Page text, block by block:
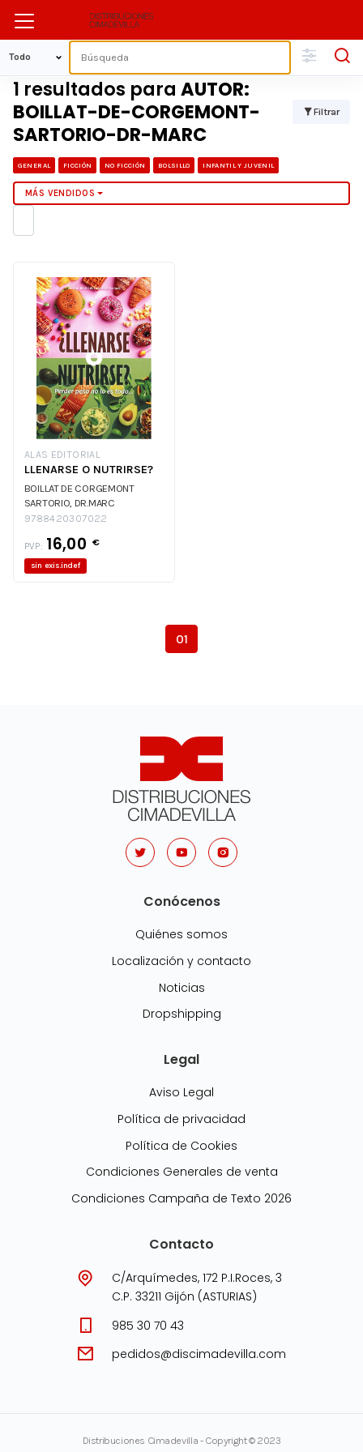
1 resultados para AUTOR:
BOILLAT-DE-CORGEMONT-
SARTORIO-DR-MARC
Filtrar
GENERAL FICCIÓN NO FICCIÓN BOLSILLO INFANTIL Y JUVENIL
MÁS VENDIDOS
ALAS EDITORIAL
LLENARSE O NUTRIRSE?
BOILLAT DE CORGEMONT
SARTORIO, DR.MARC
9788420307022
PVP: 16,00 €
sin exis.indef
01
Conócenos
Quiénes somos
Localización y contacto
Noticias
Dropshipping
Legal
Aviso Legal
Política de privacidad
Política de Cookies
Condiciones Generales de venta
Condiciones Campaña de Texto 2026
Contacto
C/Arquímedes, 172 P.I.Roces, 3
C.P. 33211 Gijón (ASTURIAS)
985 30 70 43
pedidos@discimadevilla.com
Distribuciones Cimadevilla - Copyright © 2023